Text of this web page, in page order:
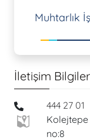
Muhtarlık
İletişim
444 27 01
Kolejtepe
no:8